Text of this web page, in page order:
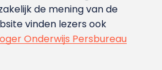
de mening van de
vinden lezers ook
Onderwijs Persbureau